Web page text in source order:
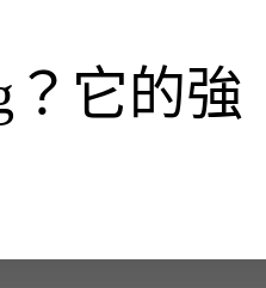
？它的強